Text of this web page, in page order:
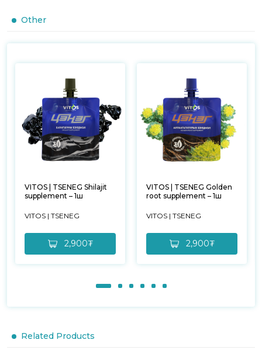
Other
VITOS | TSENEG Shilajit
supplement – 1ш
VITOS | TSENEG
2,900₮
VITOS | TSENEG Golden
root supplement – 1ш
VITOS | TSENEG
2,900₮
Related Products